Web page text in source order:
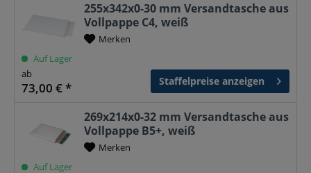
255x342x0-30 mm Versandtasche aus
Vollpappe C4, weiß
Merken
Auf Lager
ab
73,00 € * Staffelpreise anzeigen
269x214x0-32 mm Versandtasche aus
Vollpappe B5+, weiß
Merken
Auf Lager